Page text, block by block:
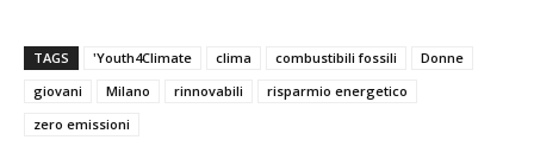
TAGS 'Youth4Climate clima combustibili fossili
Donne
giovani
Milano rinnovabili
risparmio energetico
zero emissioni